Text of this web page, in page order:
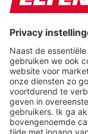
READ PAGE
Reset Settings